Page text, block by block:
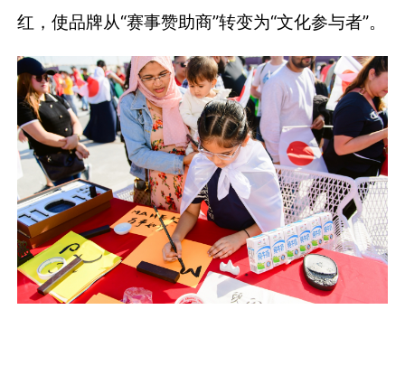
红，使品牌从“赛事赞助商”转变为“文化参与者”。